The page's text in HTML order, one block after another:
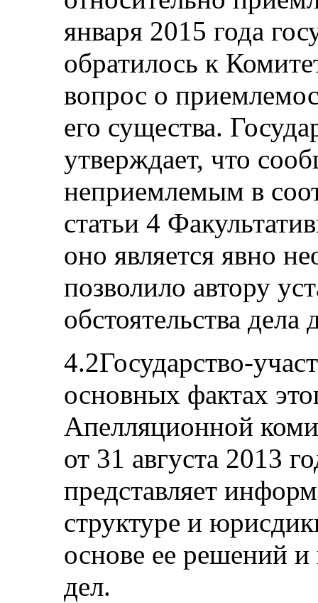
января 2015 года
обратилось к
вопрос о
его существа.
утверждает, что
неприемлемым в
статьи 4
оно является явно
позволило автору
обстоятельства
4.2Государство-
основных фактах
Апелляционной
от 31 августа 2013
представляет
структуре и
основе ее решений и
дел.